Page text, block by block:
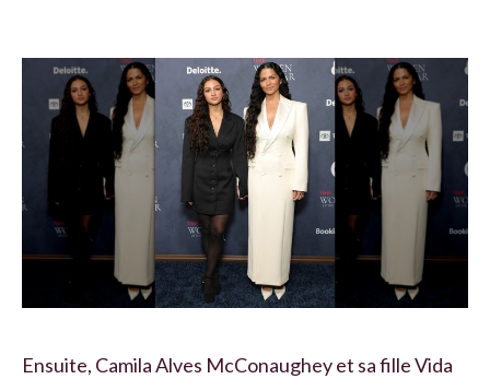
Ensuite, Camila Alves McConaughey et sa fille Vida